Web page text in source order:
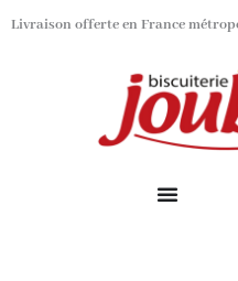
AllerLivraison offerte en France